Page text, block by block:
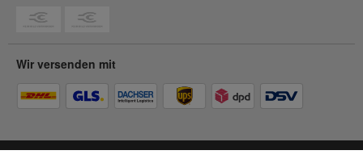
Wir versenden mit